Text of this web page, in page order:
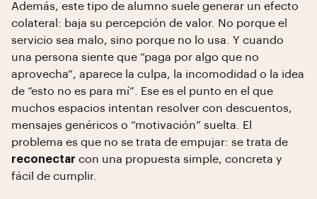
Además, este tipo de alumno suele generar un efecto
colateral: baja su percepción de valor. No porque el
servicio sea malo, sino porque no lo usa. Y cuando
una persona siente que “paga por algo que no
aprovecha”, aparece la culpa, la incomodidad o la idea
de “esto no es para mí”. Ese es el punto en el que
muchos espacios intentan resolver con descuentos,
mensajes genéricos o “motivación” suelta. El
problema es que no se trata de empujar: se trata de
reconectar con una propuesta simple, concreta y
fácil de cumplir.